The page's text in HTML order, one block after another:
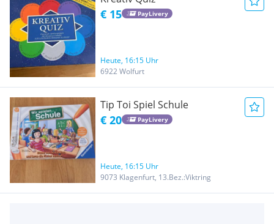
€ 15 PayLivery
Heute, 16:15 Uhr
6922 Wolfurt
Tip Toi Spiel Schule
€ 20 PayLivery
Heute, 16:15 Uhr
9073 Klagenfurt, 13.Bez.:Viktring